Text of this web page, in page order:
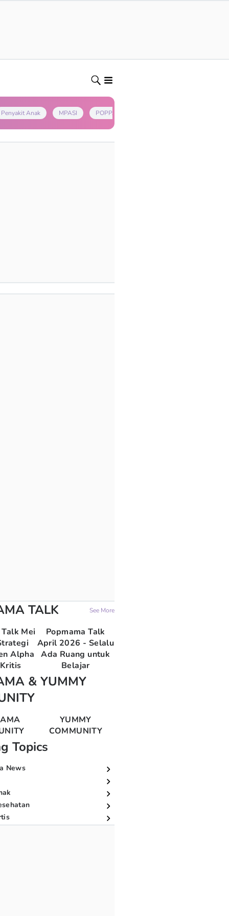
Penyakit Anak MPASI POPPAPA
TALK See More
Mei
Alpha
Popmama Talk
April 2026 - Selalu
Ada Ruang untuk
Belajar
& YUMMY
YUMMY
COMMUNITY
Topics
News